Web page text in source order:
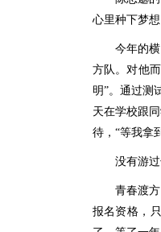
心里种下梦
今年的
方队。对他
明”。通过测
天在学校跟
待，“等我拿
没有游
青春渡
报名资格，